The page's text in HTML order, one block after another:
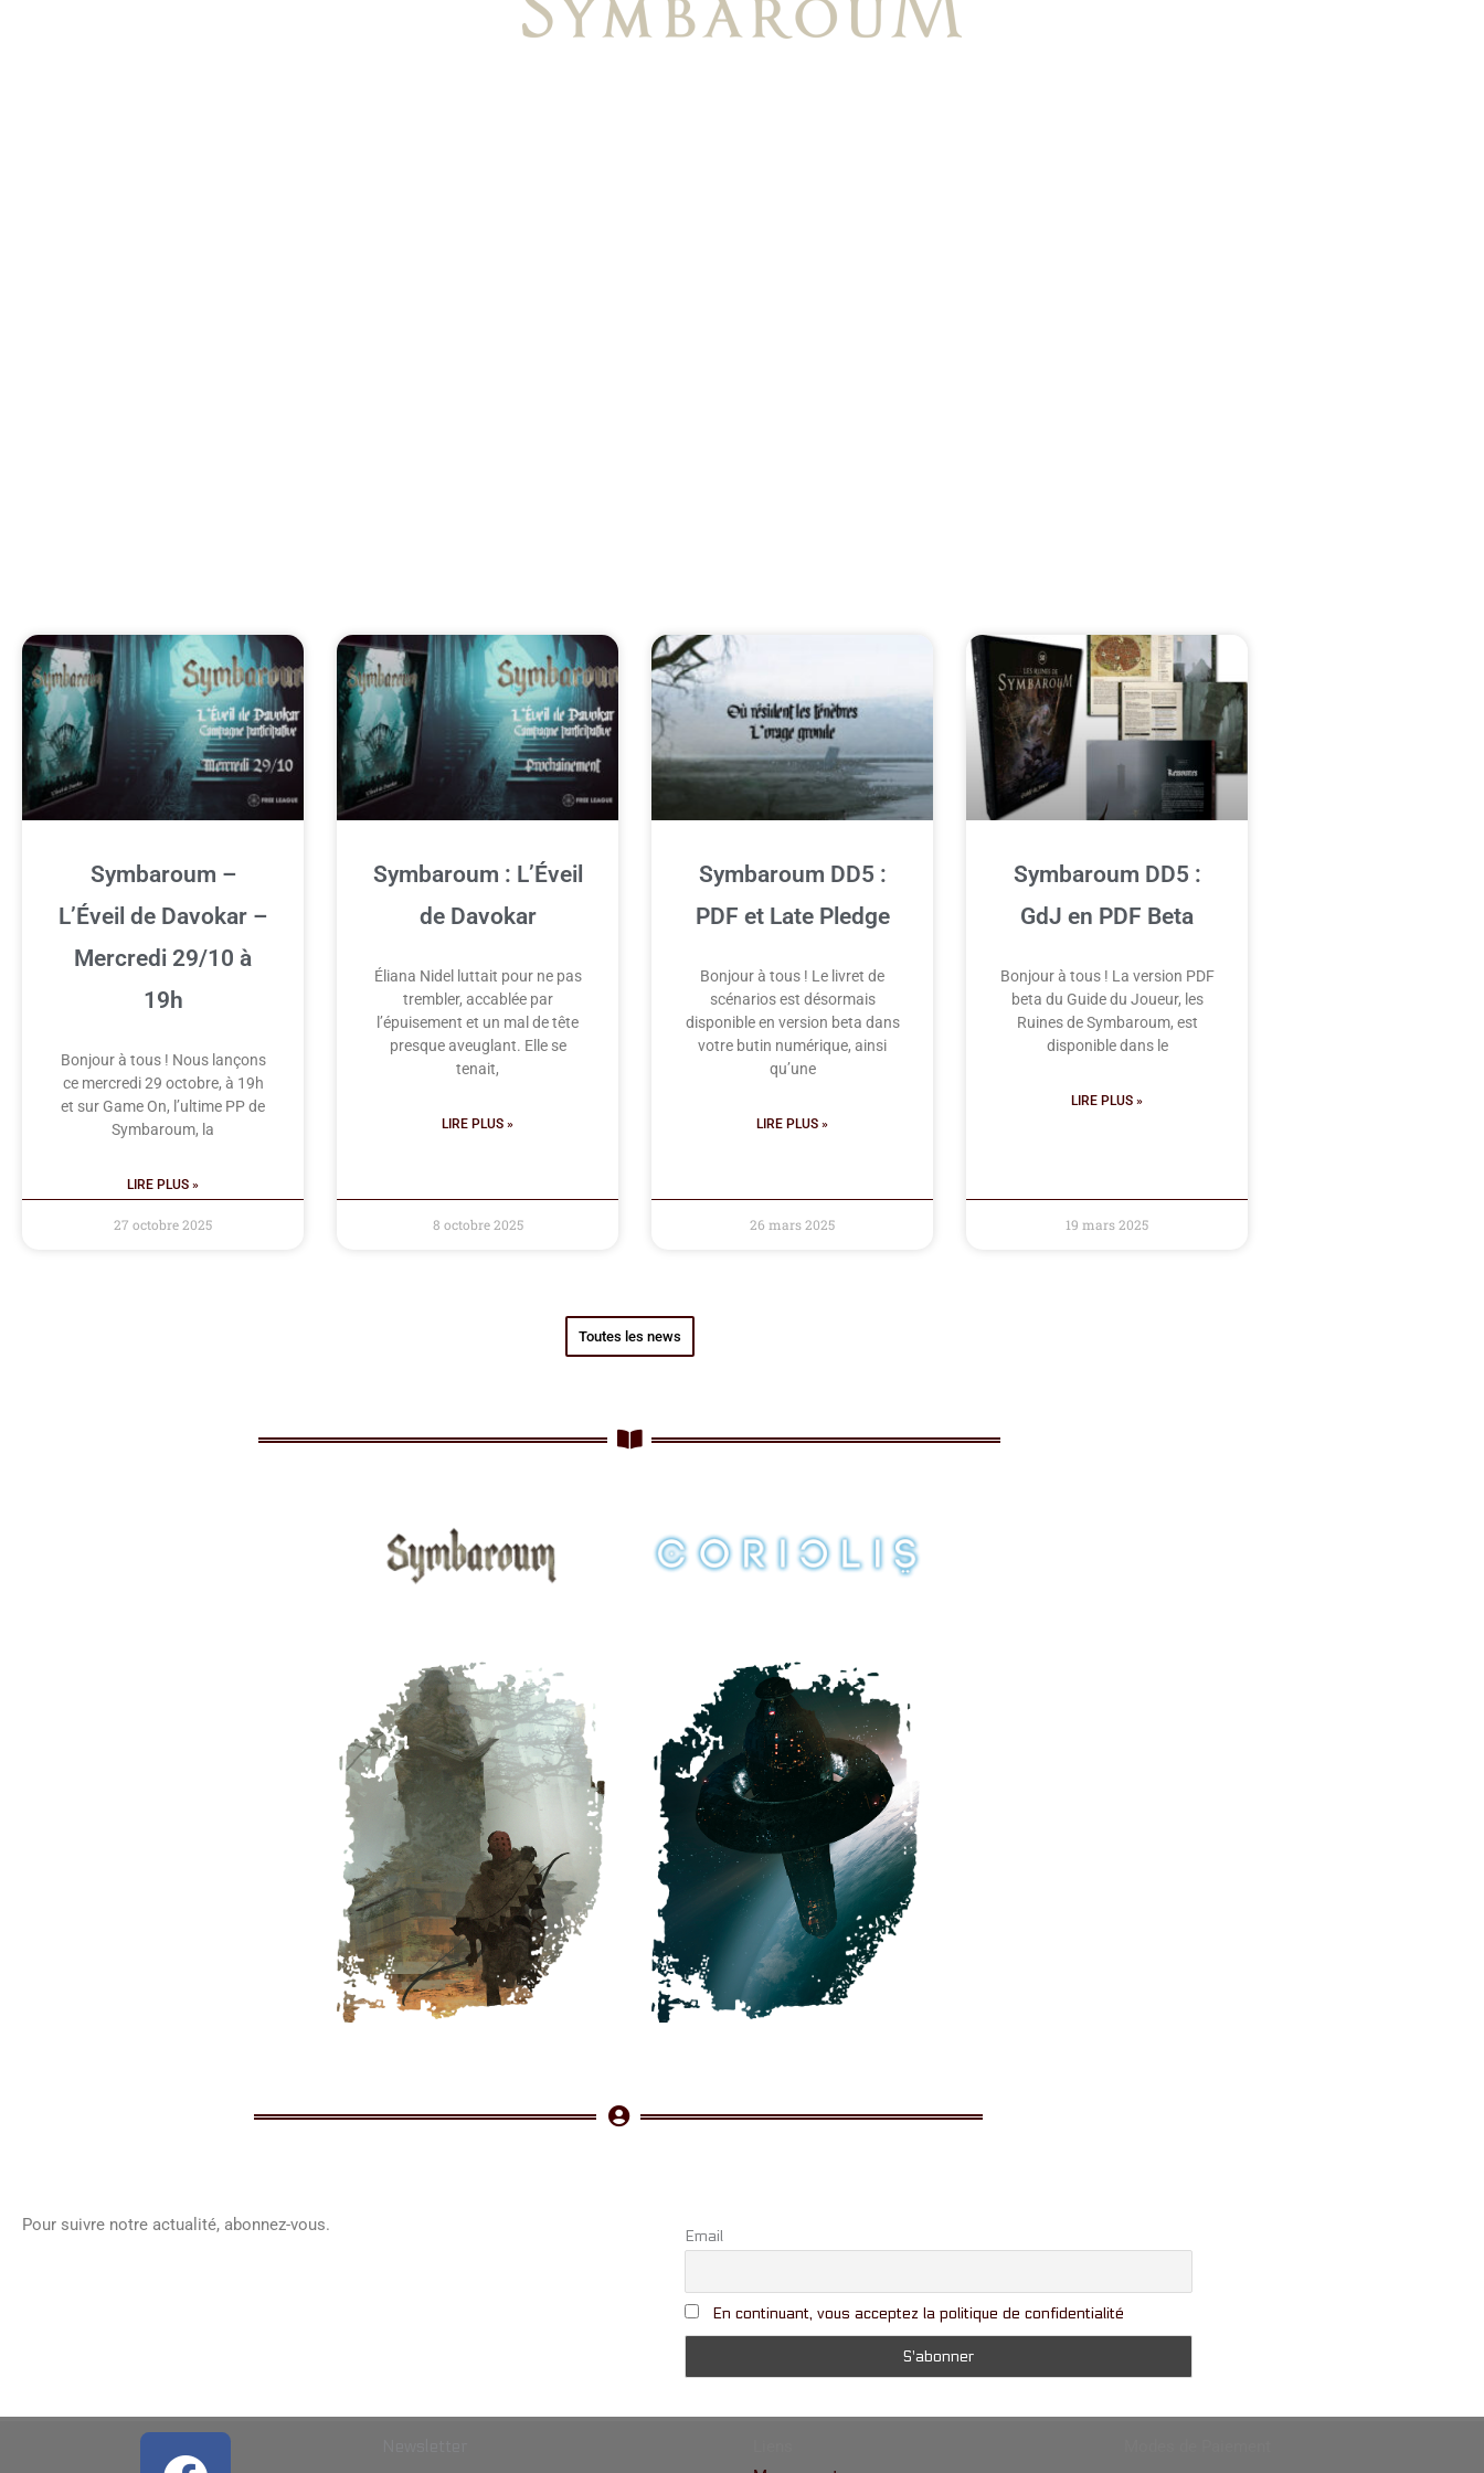
Symbaroum –
L’Éveil de Davokar –
Mercredi 29/10 à
19h
Bonjour à tous ! Nous lançons
ce mercredi 29 octobre, à 19h
et sur Game On, l’ultime PP de
Symbaroum, la
LIRE PLUS »
27 octobre 2025
Symbaroum : L’Éveil
de Davokar
Éliana Nidel luttait pour ne pas
trembler, accablée par
l’épuisement et un mal de tête
presque aveuglant. Elle se
tenait,
LIRE PLUS »
8 octobre 2025
Symbaroum DD5 :
PDF et Late Pledge
Bonjour à tous ! Le livret de
scénarios est désormais
disponible en version beta dans
votre butin numérique, ainsi
qu’une
LIRE PLUS »
26 mars 2025
Symbaroum DD5 :
GdJ en PDF Beta
Bonjour à tous ! La version PDF
beta du Guide du Joueur, les
Ruines de Symbaroum, est
disponible dans le
LIRE PLUS »
19 mars 2025
Toutes les news
Pour suivre notre actualité, abonnez-vous.
Email
En continuant, vous acceptez la politique de confidentialité
Facebook
Youtube
Rss